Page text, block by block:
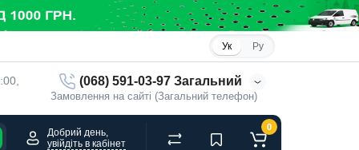
Ук Ру
(068) 591-03-97 Загальний
Замовлення на сайті (Загальний телефон)
Добрий день,
увійдіть в кабінет
0